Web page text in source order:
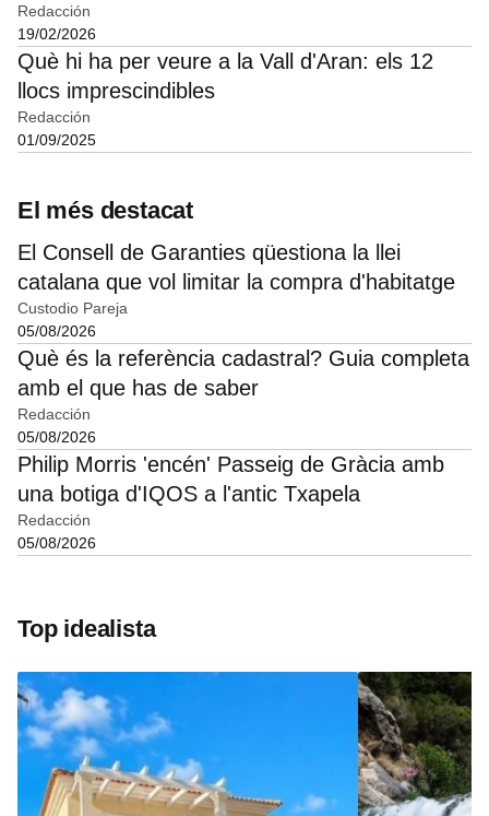
Redacción
19/02/2026
Què hi ha per veure a la Vall d'Aran: els 12
llocs imprescindibles
Redacción
01/09/2025
El més destacat
El Consell de Garanties qüestiona la llei
catalana que vol limitar la compra d'habitatge
Custodio Pareja
05/08/2026
Què és la referència cadastral? Guia completa
amb el que has de saber
Redacción
05/08/2026
Philip Morris 'encén' Passeig de Gràcia amb
una botiga d'IQOS a l'antic Txapela
Redacción
05/08/2026
Top idealista